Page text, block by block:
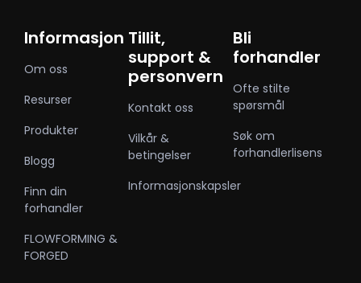
Informasjon
Om oss
Resurser
Produkter
Blogg
Finn din
forhandler
FLOWFORMING &
FORGED
Tillit,
support &
personvern
Kontakt oss
Vilkår &
betingelser
Informasjonskapsler
Bli
forhandler
Ofte stilte
spørsmål
Søk om
forhandlerlisens